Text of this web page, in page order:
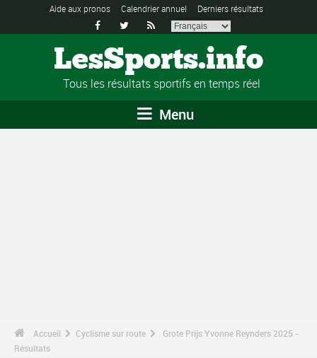
Aide aux pronos Calendrier annuel Derniers résultats
  
LesSports.info
Tous les résultats sportifs en temps réel
Menu
Accueil Cyclisme sur route
Grote Prijs Yvonne Reynders 2025 -
Résultats